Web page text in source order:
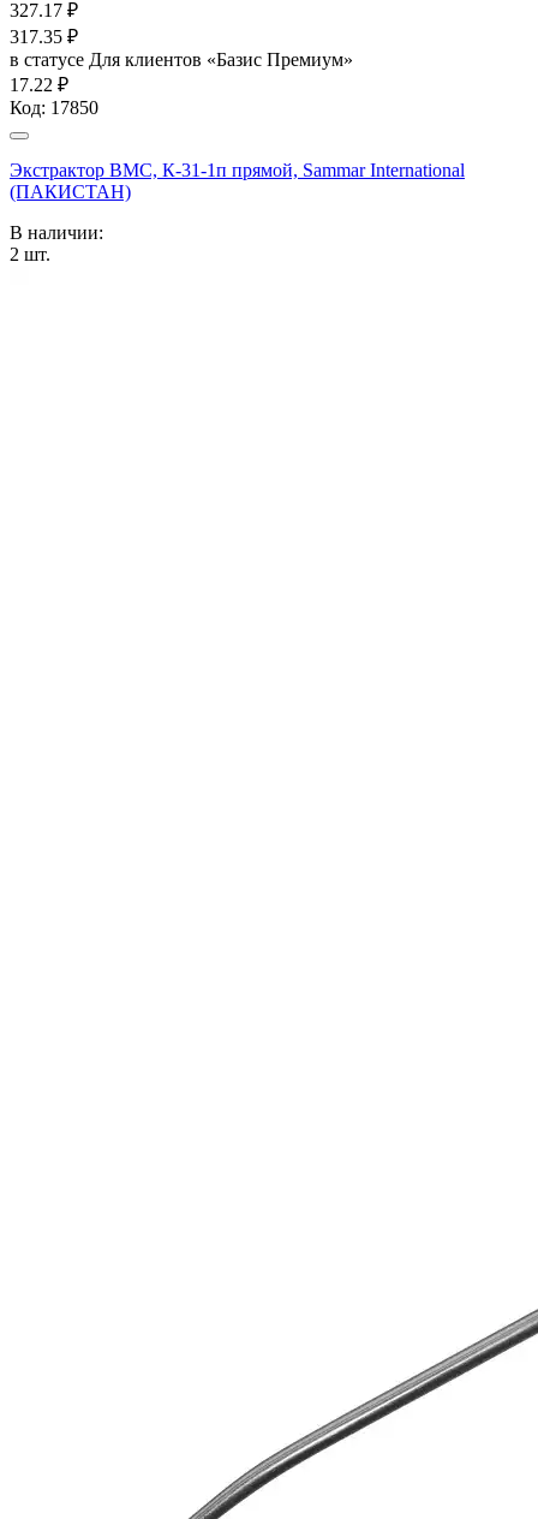
327.17 ₽
317.35 ₽
в статусе Для клиентов «Базис Премиум»
17.22 ₽
Код: 17850
Экстрактор ВМС, К-31-1п прямой, Sammar International
(ПАКИСТАН)
В наличии:
2 шт.